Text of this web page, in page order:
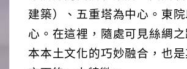
建築）、五重塔為中心。東
心。在這裡，隨處可見絲綢
本本土文化的巧妙融合，也